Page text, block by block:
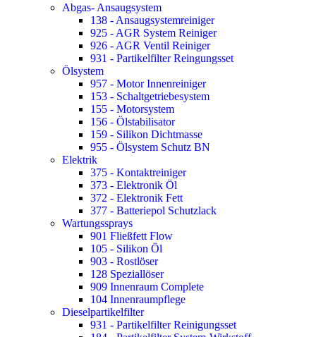
Abgas- Ansaugsystem
138 - Ansaugsystemreiniger
925 - AGR System Reiniger
926 - AGR Ventil Reiniger
931 - Partikelfilter Reingungsset
Ölsystem
957 - Motor Innenreiniger
153 - Schaltgetriebesystem
155 - Motorsystem
156 - Ölstabilisator
159 - Silikon Dichtmasse
955 - Ölsystem Schutz BN
Elektrik
375 - Kontaktreiniger
373 - Elektronik Öl
372 - Elektronik Fett
377 - Batteriepol Schutzlack
Wartungssprays
901 Fließfett Flow
105 - Silikon Öl
903 - Rostlöser
128 Speziallöser
909 Innenraum Complete
104 Innenraumpflege
Dieselpartikelfilter
931 - Partikelfilter Reinigungsset